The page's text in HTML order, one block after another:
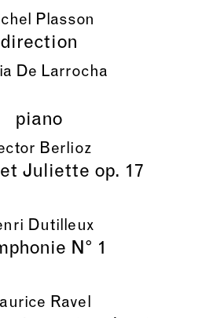
Plasson
direction
De Larrocha
piano
Berlioz
Juliette op. 17
Dutilleux
N° 1
Ravel